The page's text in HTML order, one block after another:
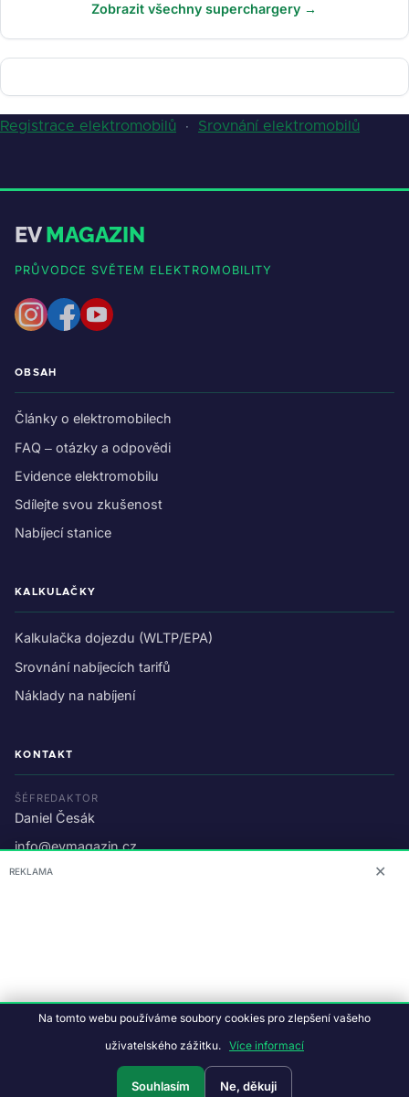
Zobrazit všechny superchargery →
Registrace elektromobilů · Srovnání elektromobilů
EVMAGAZIN
PRŮVODCE SVĚTEM ELEKTROMOBILITY
OBSAH
Články o elektromobilech
FAQ – otázky a odpovědi
Evidence elektromobilu
Sdílejte svou zkušenost
Nabíjecí stanice
KALKULAČKY
Kalkulačka dojezdu (WLTP/EPA)
Srovnání nabíjecích tarifů
Náklady na nabíjení
KONTAKT
ŠÉFREDAKTOR
Daniel Česák
info@evmagazin.cz
O nás
© 2026 EV Magazin.Podmínky a ochrana dat.
Studiografix
REKLAMA ✕
Na tomto webu používáme soubory cookies pro zlepšení vašeho
uživatelského zážitku. Více informací
Souhlasím Ne, děkuji